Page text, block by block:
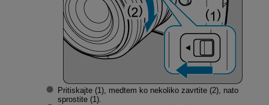
Pritiskajte (1), medtem ko nekoliko zavrtite (2), nato
sprostite (1).